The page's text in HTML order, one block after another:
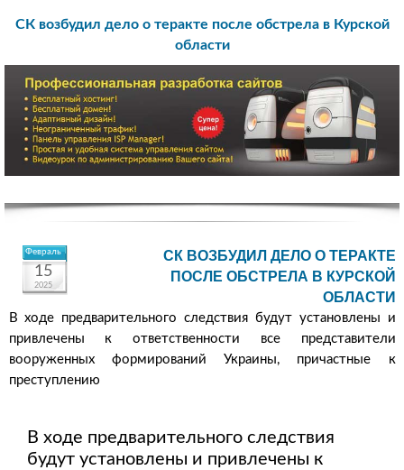
СК возбудил дело о теракте после обстрела в Курской
области
Февраль
15
2025
СК ВОЗБУДИЛ ДЕЛО О ТЕРАКТЕ
ПОСЛЕ ОБСТРЕЛА В КУРСКОЙ
ОБЛАСТИ
В ходе предварительного следствия будут установлены и
привлечены к ответственности все представители
вооруженных формирований Украины, причастные к
преступлению
В ходе предварительного следствия
будут установлены и привлечены к